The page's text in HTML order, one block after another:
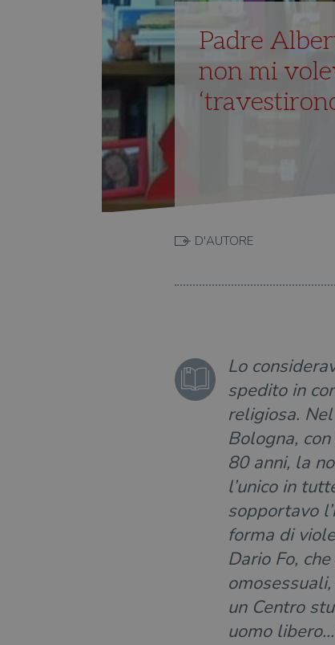
Padre
non mi
D'AUTORE
Lo
spedito in
religiosa.
Bologna,
80 anni, la
l’unico in
sopportavo
forma di
Dario Fo,
un Centro
uomo